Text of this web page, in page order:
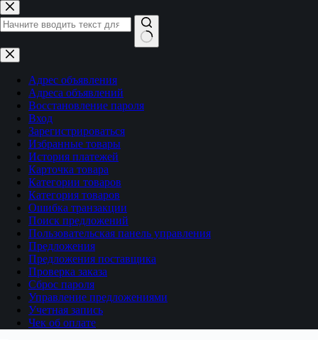
Перейти
к
сути
Ничего
не
найденоАдрес объявления
Адреса объявлений
Восстановление пароля
Вход
Зарегистрироваться
Избранные товары
История платежей
Карточка товара
Категории товаров
Категория товаров
Ошибка транзакции
Поиск предложений
Пользовательская панель управления
Предложения
Предложения поставщика
Проверка заказа
Сброс пароля
Управление предложениями
Учетная запись
Чек об оплате